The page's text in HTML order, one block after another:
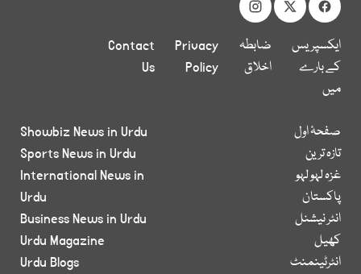
ایکسپریس
کے بارے
میں
ضابطہ
اخلاق
Privacy
Policy
Contact
Us
صفحۂ اول
تازہ ترین
غزہ لہو لہو
پاکستان
انٹر نیشنل
کھیل
انٹرٹینمنٹ
Showbiz News in Urdu
Sports News in Urdu
International News in
Urdu
Business News in Urdu
Urdu Magazine
Urdu Blogs